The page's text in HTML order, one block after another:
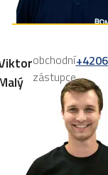
obchodní
zástupce